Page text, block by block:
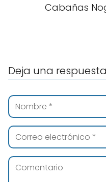
Cabañas
Deja una respuesta